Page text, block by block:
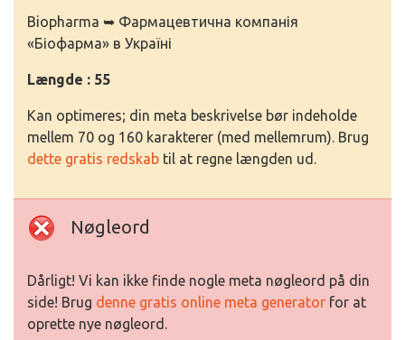
Biopharma ➥ Фармацевтична компанія
«Біофарма» в Україні
Længde : 55
Kan optimeres; din meta beskrivelse bør indeholde
mellem 70 og 160 karakterer (med mellemrum). Brug
dette gratis redskab til at regne længden ud.
Nøgleord
Dårligt! Vi kan ikke finde nogle meta nøgleord på din
side! Brug denne gratis online meta generator for at
oprette nye nøgleord.